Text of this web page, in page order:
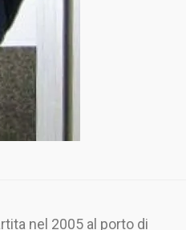
nel 2005 al porto di